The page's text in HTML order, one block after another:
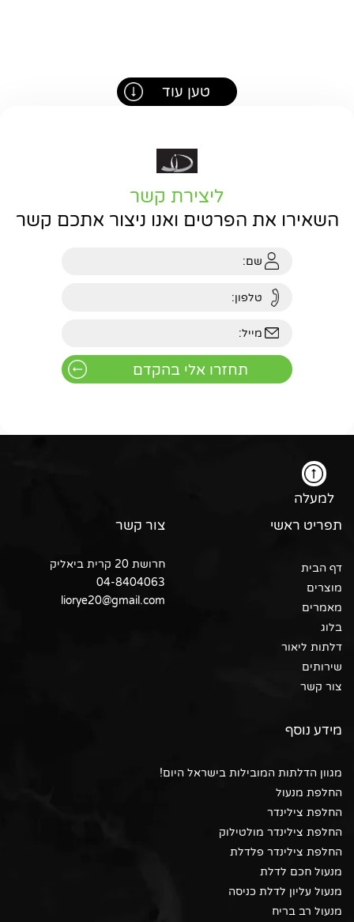
טען עוד
ליצירת קשר
השאירו את הפרטים ואנו ניצור אתכם קשר
למעלה
תפריט ראשי
דף הבית
מוצרים
מאמרים
בלוג
דלתות ליאור
שירותים
צור קשר
מידע נוסף
מגוון הדלתות המובילות בישראל היום!
החלפת מנעול
החלפת צילינדר
החלפת צילינדר מולטילוק
החלפת צילינדר פלדלת
מנעול חכם לדלת
מנעול עליון לדלת כניסה
מנעול רב בריח
צור קשר
חרושת 20 קרית ביאליק
04-8404063
liorye20@gmail.com